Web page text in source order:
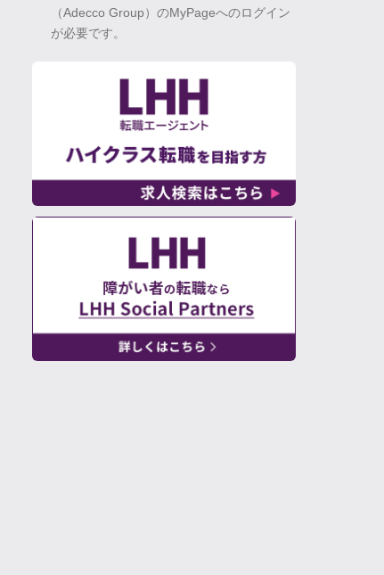
（Adecco Group）のMyPageへのログイン
が必要です。